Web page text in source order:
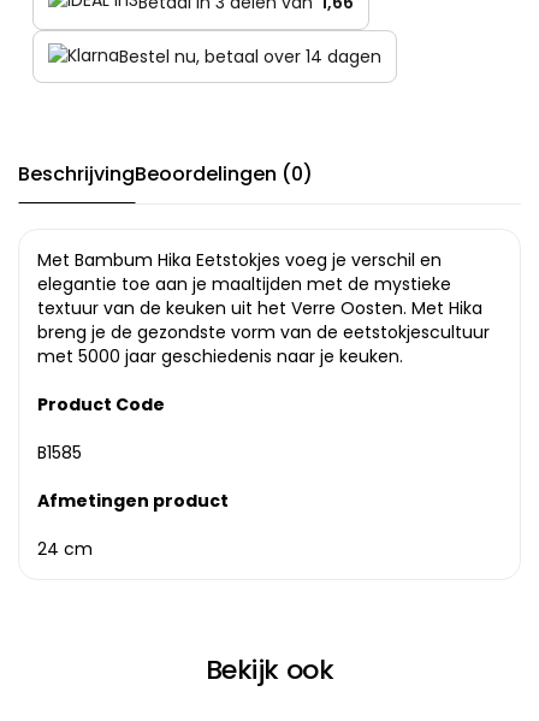
Bestel nu, betaal over 14 dagen
BeschrijvingBeoordelingen (0)
Met Bambum Hika Eetstokjes voeg je verschil en
elegantie toe aan je maaltijden met de mystieke
textuur van de keuken uit het Verre Oosten. Met Hika
breng je de gezondste vorm van de eetstokjescultuur
met 5000 jaar geschiedenis naar je keuken.
Product Code
B1585
Afmetingen product
24 cm
Bekijk ook